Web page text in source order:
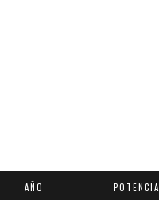
AÑO POTENCIA